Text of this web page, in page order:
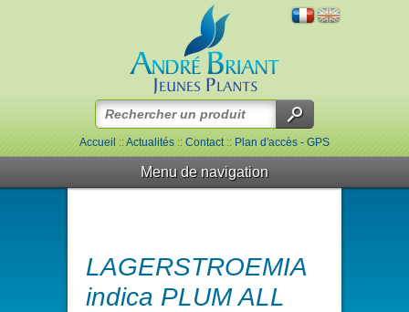
Accueil::Actualités::Contact::Plan d'accès - GPS
Menu de navigation
LAGERSTROEMIA
indica PLUM ALL